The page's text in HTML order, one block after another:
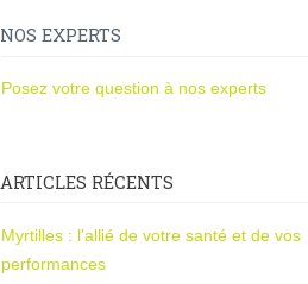
NOS EXPERTS
Posez votre question à nos experts
ARTICLES RÉCENTS
Myrtilles : l’allié de votre santé et de vos
performances